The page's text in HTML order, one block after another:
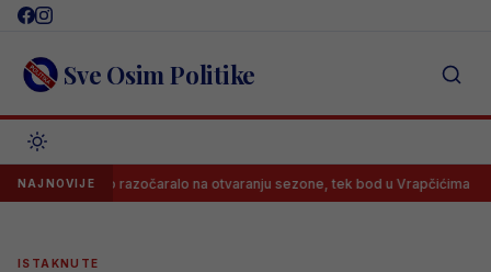
Skip
content Sve Osim Politike
NAJNOVIJE
razočaralo na otvaranju sezone, tek bod u Vrapčićima
ISTAKNUTE